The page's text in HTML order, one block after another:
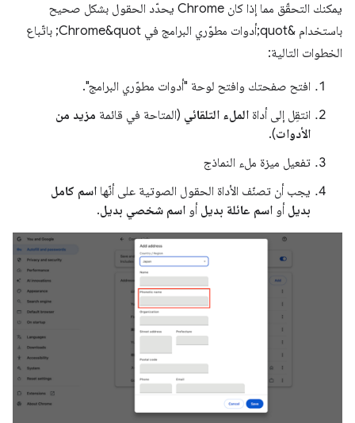
يمكنك التحقّق مما إذا كان Chrome يحدّد الحقول بشكل صحيح
باستخدام &quot;أدوات مطوّري البرامج في Chrome&quot; باتّباع
الخطوات التالية:
افتح صفحتك وافتح لوحة "أدوات مطوّري البرامج".
انتقِل إلى أداة الملء التلقائي (المتاحة في قائمة مزيد من
الأدوات).
تفعيل ميزة ملء النماذج
يجب أن تصنّف الأداة الحقول الصوتية على أنّها اسم كامل
بديل أو اسم عائلة بديل أو اسم شخصي بديل.